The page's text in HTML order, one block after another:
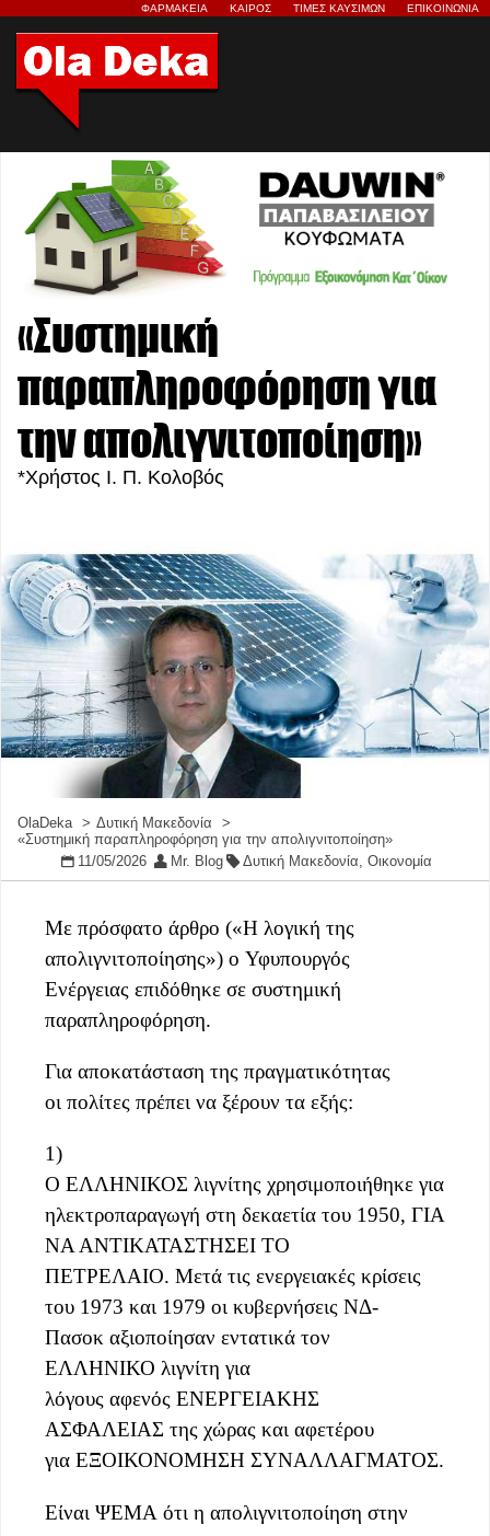
ΦΑΡΜΑΚΕΙΑ ΚΑΙΡΟΣ ΤΙΜΕΣ ΚΑΥΣΙΜΩΝ ΕΠΙΚΟΙΝΩΝΙΑ
«Συστημική
παραπληροφόρηση για
την απολιγνιτοποίηση»
*Χρήστος Ι. Π. Κολοβός
OlaDeka
Δυτική Μακεδονία
«Συστημική παραπληροφόρηση για την απολιγνιτοποίηση»
11/05/2026
Mr. Blog Δυτική Μακεδονία Οικονομία
Mε πρόσφατο άρθρο («Η λογική της
απολιγνιτοποίησης») o Υφυπουργός
Ενέργειας επιδόθηκε σε συστημική
παραπληροφόρηση.
Για αποκατάσταση της πραγματικότητας
οι πολίτες πρέπει να ξέρουν τα εξής:
1)
Ο ΕΛΛΗΝΙΚΟΣ λιγνίτης χρησιμοποιήθηκε για
ηλεκτροπαραγωγή στη δεκαετία του 1950, ΓΙΑ
ΝΑ ΑΝΤΙΚΑΤΑΣΤΗΣΕΙ ΤΟ
ΠΕΤΡΕΛΑΙΟ. Μετά τις ενεργειακές κρίσεις
του 1973 και 1979 οι κυβερνήσεις ΝΔ-
Πασοκ αξιοποίησαν εντατικά τον
ΕΛΛΗΝΙΚΟ λιγνίτη για
λόγους αφενός ΕΝΕΡΓΕΙΑΚΗΣ
ΑΣΦΑΛΕΙΑΣ της χώρας και αφετέρου
για ΕΞΟΙΚΟΝΟΜΗΣΗ ΣΥΝΑΛΛΑΓΜΑΤΟΣ.
Είναι ΨΕΜΑ ότι η απολιγνιτοποίηση στην